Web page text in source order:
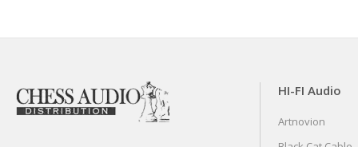
HI-FI Audio
Artnovion